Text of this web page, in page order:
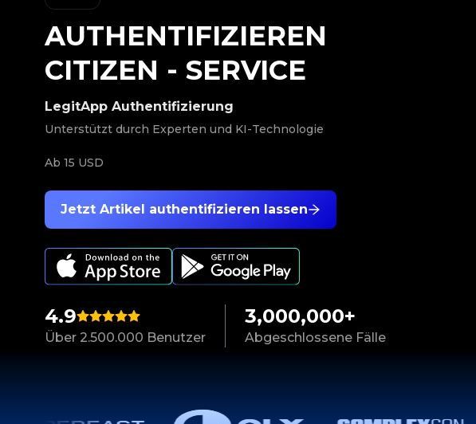
4.9
Über 2.500.000 Benutzer
3,000,000+
Abgeschlossene Fälle
Jetzt Artikel authentifizieren lassen
LegitApp Authentifizierung
Unterstützt durch Experten und KI-Technologie
Ab 15 USD
AUTHENTIFIZIEREN
CITIZEN - SERVICE